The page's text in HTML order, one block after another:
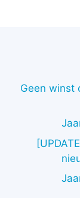
Geen winst